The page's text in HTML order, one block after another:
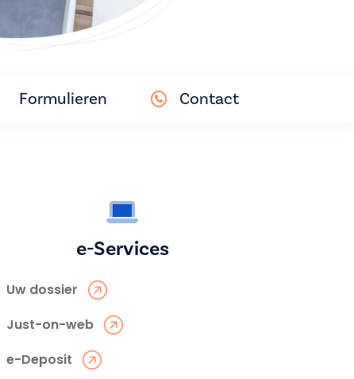
Formulieren Contact
e-Services
Uw dossier
Just-on-web
e-Deposit